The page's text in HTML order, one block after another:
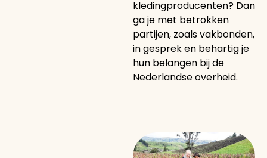
kledingproducenten? Dan
ga je met betrokken
partijen, zoals vakbonden,
in gesprek en behartig je
hun belangen bij de
Nederlandse overheid.